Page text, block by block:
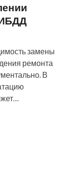
замены
ремонта
В